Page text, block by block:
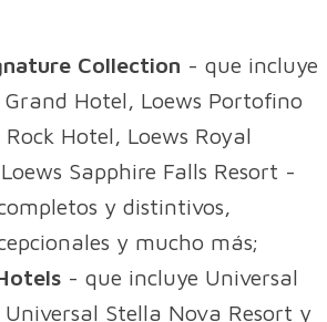
Collection - que incluye
Hotel, Loews Portofino
Hotel, Loews Royal
Sapphire Falls Resort -
y distintivos,
y mucho más;
- que incluye Universal
Stella Nova Resort y